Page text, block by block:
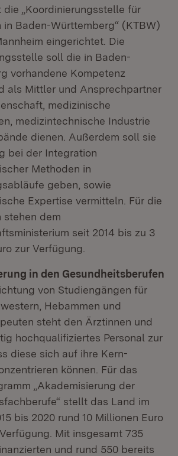
die „Koordinierungsstelle für
in Baden-Württemberg“ (KTBW)
eingerichtet. Die
soll die in Baden-
vorhandene Kompetenz
als Mittler und Ansprechpartner
medizinische
medizintechnische Industrie
dienen. Außerdem soll sie
bei der Integration
Methoden in
geben, sowie
Expertise vermitteln. Für die
stehen dem
seit 2014 bis zu 3
zur Verfügung.
in den Gesundheitsberufen
von Studiengängen für
Hebammen und
steht den Ärztinnen und
hochqualifiziertes Personal zur
diese sich auf ihre Kern-
können. Für das
„Akademisierung der
stellt das Land im
bis 2020 rund 10 Millionen Euro
Mit insgesamt 735
und rund 550 bereits